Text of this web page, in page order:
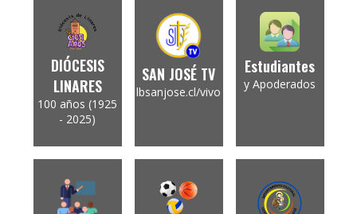
DIÓCESIS
LINARES
100 años (1925
- 2025)
SAN JOSÉ TV
lbsanjose.cl/vivo
Estudiantes
y Apoderados